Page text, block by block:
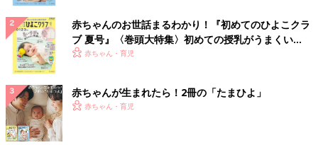
子どもも喜ぶ、野菜とだしのうまみたっぷり「煮込
みうどん」レシピ
赤ちゃんのお世話まるわかり！『初めてのひよこクラ
ブ 夏号』〈巻頭大特集〉初めての授乳がうまくい
く！ おっぱい・ミルクの基本と夏のトラブル 解決テ
赤ちゃん・育児
赤ちゃんが生まれたら！2冊の「たまひよ」
赤ちゃん・育児